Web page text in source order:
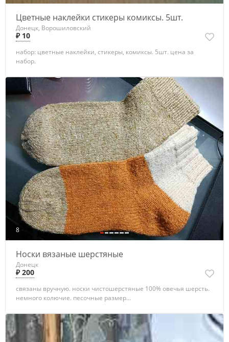
Цветные наклейки стикеры комиксы. 5шт.
Донецк, Ворошиловский
₽ 10
набор: цветные наклейки, стикеры, комиксы. 5шт. цена за
набор.
8
Носки вязаные шерстяные
Донецк
₽ 200
связаны вручную. носки чистошерстяные 100% овечья шерсть.
немного колючие. песочные размер...